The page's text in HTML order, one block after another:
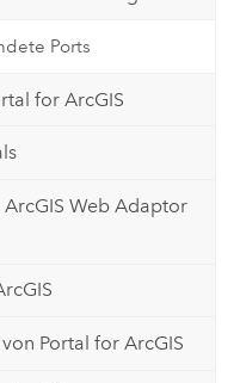
Ports
for ArcGIS
Web Adaptor
Portal for ArcGIS